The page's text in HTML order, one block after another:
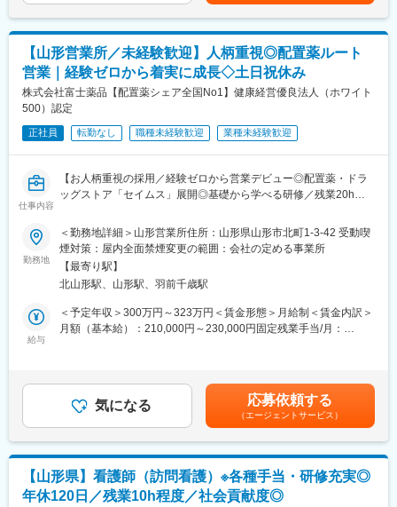
ます。
当社では安定供給と流通プロセス全体の効率化・最適化を実現す
る高機能物流を土台に、医療機関やメーカーの皆様をサポートす
る様々なサービス展開に取り組んでいます。
また、女性活躍推進「えるぼし認定3つ星」を取得しており、時短
勤務制度対象者の拡大や育児・介護等の家庭事情で退職された社
員が、再び当社で活躍できるジョブ・リターン制度の導入等、女
性が活躍できる環境整備に積極的に取り組んでいます。
■処方箋受付から一連の調剤業務を連動させ、業務効率化を図るほ
か、調剤過誤防止機能を高め、患者様と働くスタッフを守ってい
ます。
《業界トップクラスの認定薬局数と盤石化を図る組織体制》
■がん診療連携拠点病院等との密な連携を行いつつ、より高度な薬
学管理や、高い専門性が求められる特殊な調剤に対応できる専門
医療機関連携薬局も取得しています。
■本社から業界動向などの情報が常に発信されており、患者様や医
【豊富なキャリアパス】
の能力によりますが、2～3年でキャリアアップが可能です。ま
た、管理薬剤師になると月2.5万円の昇給が行われます。
■ご希望によっては、薬剤師専任・マネジメントとしてのキャリア
だけではなく、採用担当／研修担当／本社勤務へのキャリアチェ
ンジも可能です。
【女性にも安心していただける就業環境】
■年休126日相当（126日×8時間＝1,008時間）
【未経験でも安心な研修制度】
ンや社内規定などをご案内。同期入社の方との繋がりを踏まえ、
『さくら薬局の薬剤師』として、安心してキャリアをスタートい
ただくための研修です。
■【生涯学習講座】【薬局薬剤師総論】【疾患別ベーシック講座】
【山形営業所／未経験歓迎】人柄重視◎配置薬ルート
営業｜経験ゼロから着実に成長◇土日祝休み
株式会社富士薬品【配置薬シェア全国No1】健康経営優良法人（ホワイト
500）認定
正社員 転勤なし 職種未経験歓迎 業種未経験歓迎
仕事内容
【お人柄重視の採用／経験ゼロから営業デビュー◎配置薬・ドラ
ッグストア「セイムス」展開◎基礎から学べる研修／残業20h以
■職務内容：
既にお取引のある個人宅・法人のお客様を定期的に訪問し、配置
薬（救急箱）と健康食品の点検・補充・健康相談を行う営業で
す。
「薬を売る」のではなく、「人として信頼される」営業であり、
お客様の体調や生活背景に寄り添い、感謝される仕事です。
月に1回程度のペースでお客様宅を訪問
※社用車（軽自動車）に乗ってお客様宅へ訪問をします。（1件あ
・使用したお薬代金の集金
・健康相談、新商品・サービスのご提案 など
勤務地
＜勤務地詳細＞山形営業所住所：山形県山形市北町1-3-42 受動喫
煙対策：屋内全面禁煙変更の範囲：会社の定める事業所
【最寄り駅】
北山形駅、山形駅、羽前千歳駅
給与
＜予定年収＞300万円～323万円＜賃金形態＞月給制＜賃金内訳＞
月額（基本給）：210,000円～230,000円固定残業手当/月：
年収は当社規定に基づき、年齢や経験に応じて決定します。・昇
給：年1回（4月）＜モデル給与＞※入社3年目平均基本給＋各種手
当＋業績連動給→総支給月額344,141円※業績連動給：月の予算達
成や売り上げに対して支払われます。賃金はあくまでも目安の金
額であり、選考を通じて上下する可能性があります。月給(月額)は
固定手当を含めた表記です。
気になる 応募依頼する
（エージェントサービス）
【山形県】看護師（訪問看護）※各種手当・研修充実◎
年休120日／残業10h程度／社会貢献度◎